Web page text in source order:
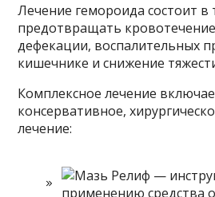
Лечение гемороида состоит в
предотвращать
дефекации, воспалительных
кишечнике и снижение
Комплексное лечение
консервативное,
лечение: